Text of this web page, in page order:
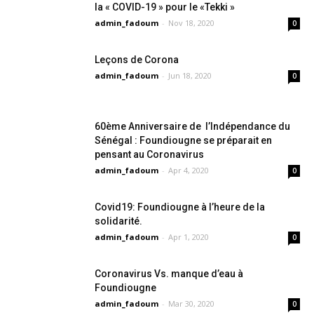
la « COVID-19 » pour le «Tekki »
admin_fadoum - Nov 18, 2020 0
Leçons de Corona
admin_fadoum - Jun 18, 2020 0
60ème Anniversaire de l’Indépendance du
Sénégal : Foundiougne se préparait en
pensant au Coronavirus
admin_fadoum - Apr 4, 2020 0
Covid19: Foundiougne à l’heure de la
solidarité.
admin_fadoum - Apr 1, 2020 0
Coronavirus Vs. manque d’eau à
Foundiougne
admin_fadoum - Mar 30, 2020 0